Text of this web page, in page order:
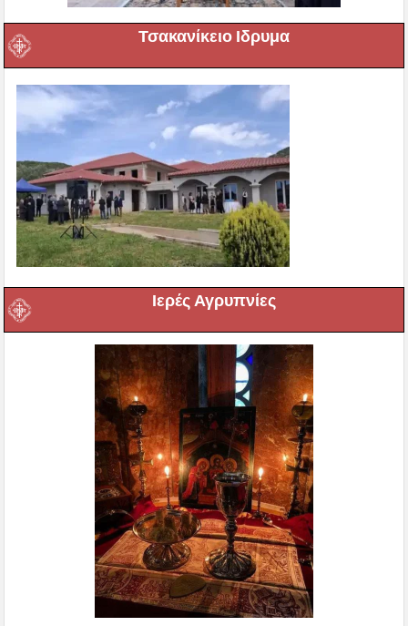
Τσακανίκειο Ιδρυμα
Ιερές Αγρυπνίες